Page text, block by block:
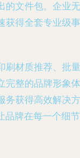
的文件包。企业无
获得全套专业级事
刷材质推荐、批量
完整的品牌形象体
务获得高效解决方
品牌在每一个细节